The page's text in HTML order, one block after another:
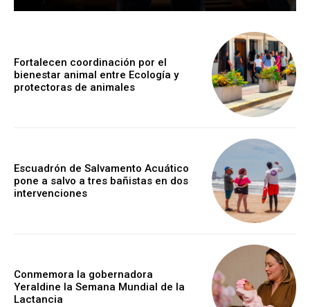
Fortalecen coordinación por el
bienestar animal entre Ecología y
protectoras de animales
Escuadrón de Salvamento Acuático
pone a salvo a tres bañistas en dos
intervenciones
Conmemora la gobernadora
Yeraldine la Semana Mundial de la
Lactancia